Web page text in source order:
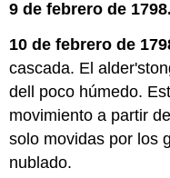
9 de febrero de
10 de febrero de
cascada. El
dell poco húmedo.
movimiento a partir
solo movidas por los
nublado.